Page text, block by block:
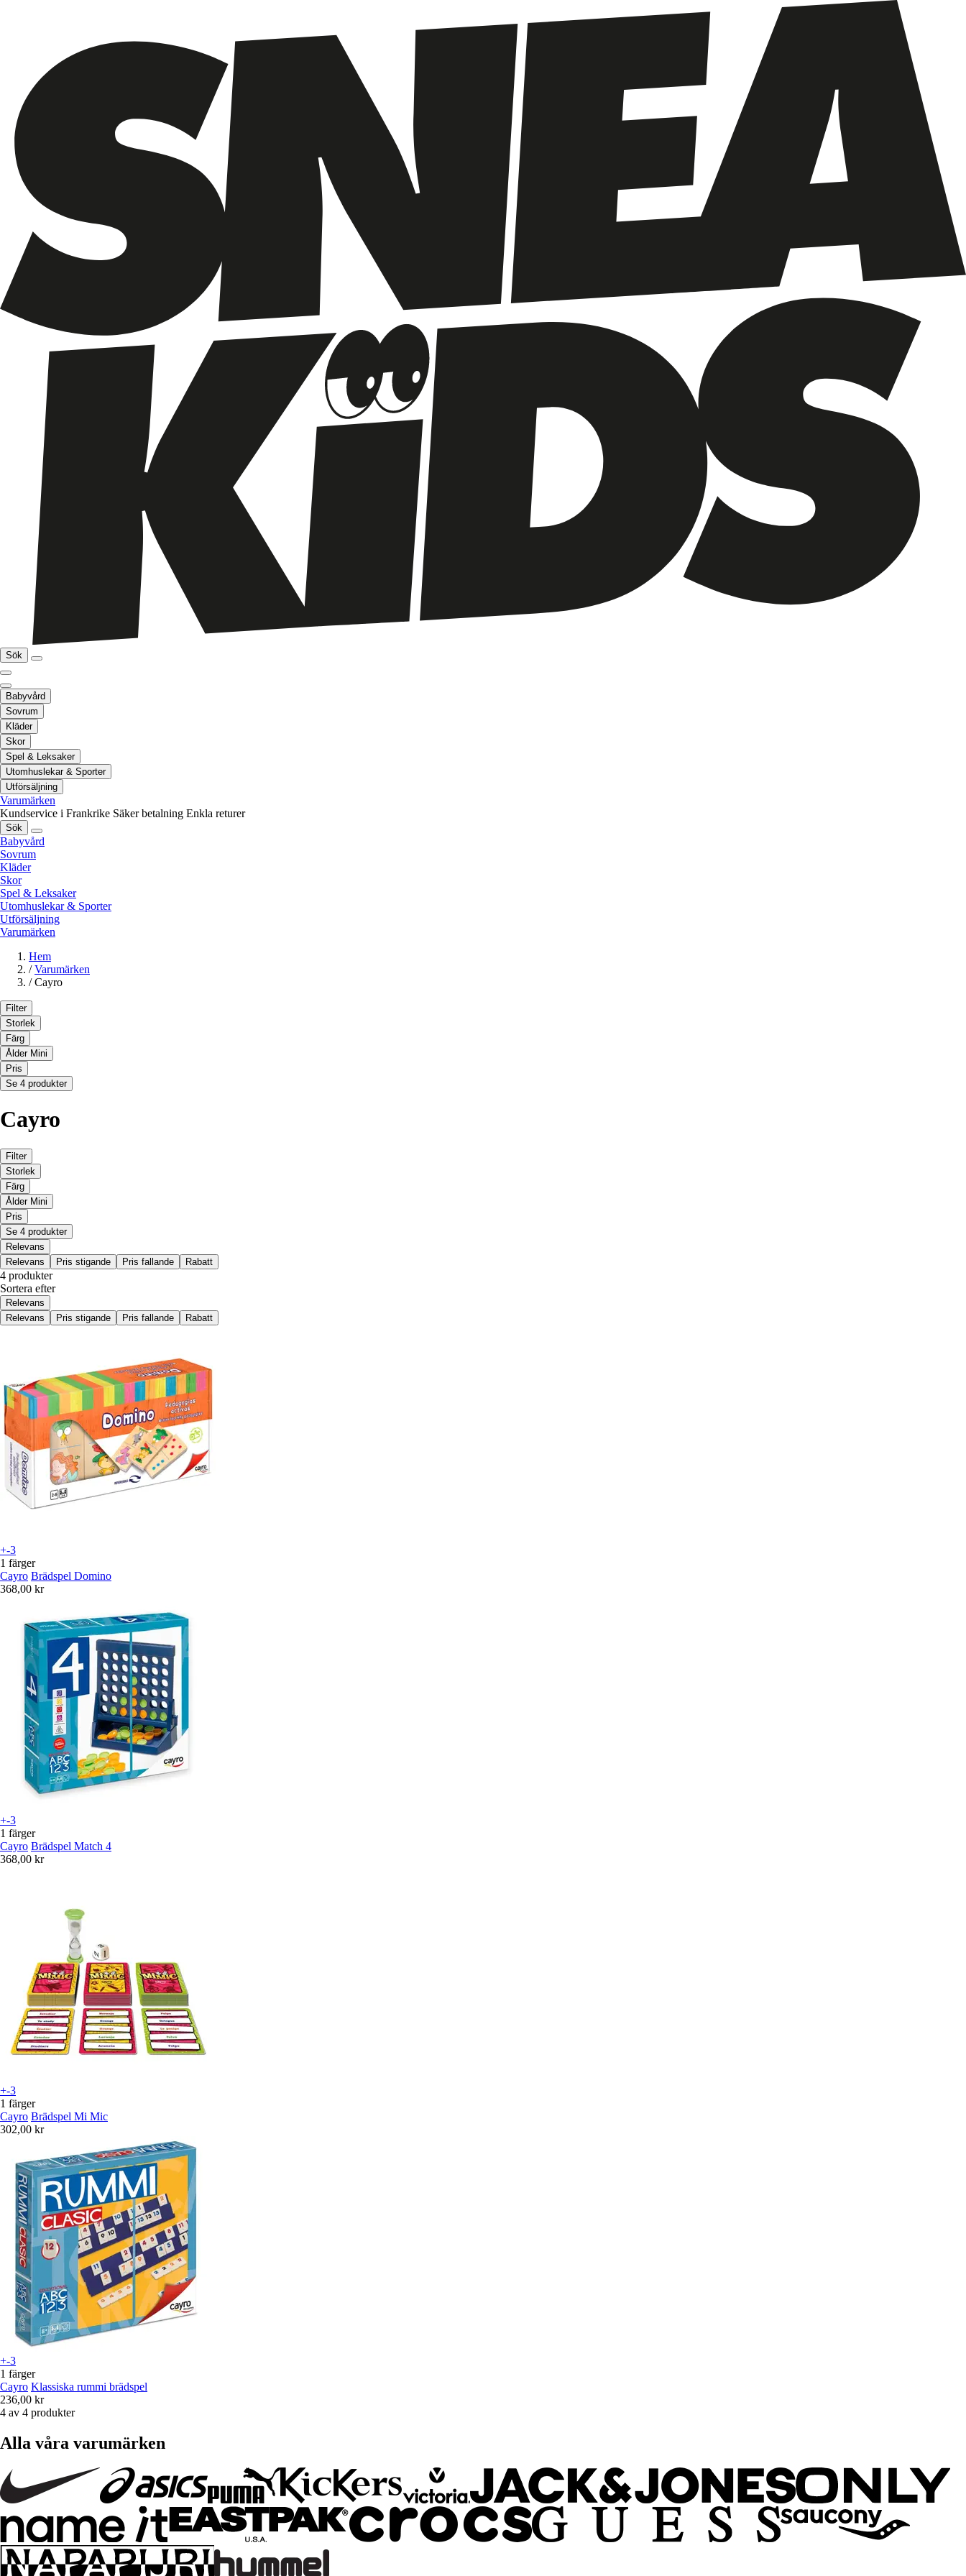
Sök
Babyvård
Sovrum
Kläder
Skor
Spel & Leksaker
Utomhuslekar & Sporter
Utförsäljning
Varumärken
Kundservice i Frankrike Säker betalning Enkla returer
Sök
Babyvård
Sovrum
Kläder
Skor
Spel & Leksaker
Utomhuslekar & Sporter
Utförsäljning
Varumärken
Hem
/ Varumärken
/ Cayro
Filter
Storlek
Färg
Ålder Mini
Pris
Se 4 produkter
Cayro
Filter
Storlek
Färg
Ålder Mini
Pris
Se 4 produkter
Relevans
Relevans
Pris stigande Pris fallande Rabatt
4 produkter
Sortera efter
Relevans
Relevans
Pris stigande Pris fallande Rabatt
+-3
1 färger
Cayro Brädspel Domino
368,00 kr
+-3
1 färger
Cayro Brädspel Match 4
368,00 kr
+-3
1 färger
Cayro Brädspel Mi Mic
302,00 kr
+-3
1 färger
Cayro Klassiska rummi brädspel
236,00 kr
4 av 4 produkter
Alla våra varumärken